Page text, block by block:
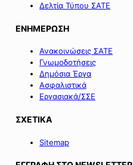
Δελτία Τύπου ΣΑΤΕ
ΕΝΗΜΕΡΩΣΗ
Ανακοινώσεις ΣΑΤΕ
Γνωμοδοτήσεις
Δημόσια Έργα
Ασφαλιστικά
Εργασιακά/ΣΣΕ
ΣΧΕΤΙΚΑ
Sitemap